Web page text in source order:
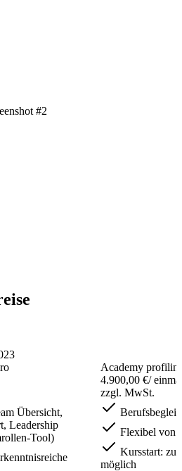
Übersicht,
Leadership
Tool)
Academy
4.900,00 €/
zzgl. MwSt.
Flexibel von
Kursstart: zu
möglich